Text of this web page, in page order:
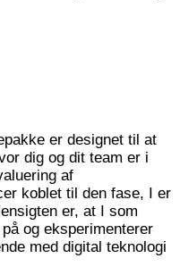
er designet til at
dig og dit team er i
af
koblet til den fase, I er
er, at I som
og eksperimenterer
med digital teknologi